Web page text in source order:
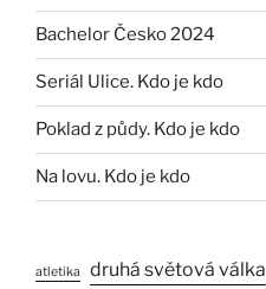
Bachelor Česko 2024
Seriál Ulice. Kdo je kdo
Poklad z půdy. Kdo je kdo
Na lovu. Kdo je kdo
atletika druhá světová válka